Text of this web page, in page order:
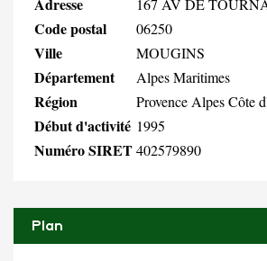
167 AV DE
Code postal 06250
Ville MOUGINS
Département Alpes Maritimes
Région Provence Alpes Côte
Début d'activité 1995
Numéro SIRET402579890
Plan